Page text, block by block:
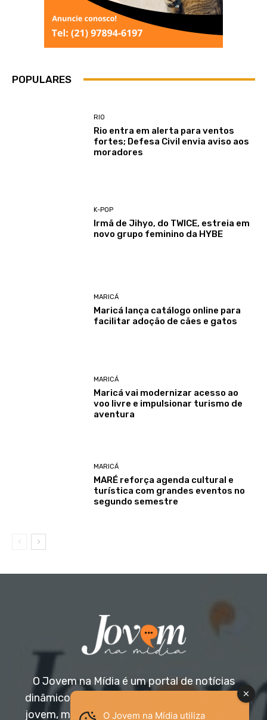
POPULARES
RIO
Rio entra em alerta para ventos
fortes; Defesa Civil envia aviso aos
moradores
K-POP
Irmã de Jihyo, do TWICE, estreia em
novo grupo feminino da HYBE
MARICÁ
Maricá lança catálogo online para
facilitar adoção de cães e gatos
MARICÁ
Maricá vai modernizar acesso ao
voo livre e impulsionar turismo de
aventura
MARICÁ
MARÉ reforça agenda cultural e
turística com grandes eventos no
segundo semestre
O Jovem na Mídia é um portal de notícias
dinâmico e acessível, voltado para o público
jovem, mas aberto a todas as idades. Nossa
O Jovem na Mídia utiliza